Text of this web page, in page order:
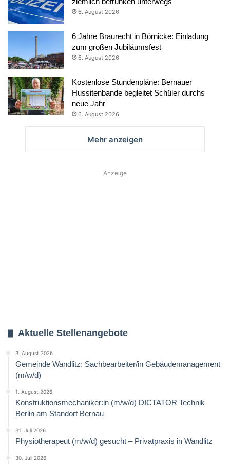
6. August 2026
6 Jahre Braurecht in Börnicke: Einladung
zum großen Jubiläumsfest
6. August 2026
Kostenlose Stundenpläne: Bernauer
Hussitenbande begleitet Schüler durchs
neue Jahr
6. August 2026
Mehr anzeigen
Anzeige
Aktuelle Stellenangebote
3. August 2026
Gemeinde Wandlitz: Sachbearbeiter/in Gebäudemanagement
(m/w/d)
1. August 2026
Konstruktionsmechaniker:in (m/w/d) DICTATOR Technik
Berlin am Standort Bernau
31. Juli 2026
Physiotherapeut (m/w/d) gesucht – Privatpraxis in Wandlitz
30. Juli 2026